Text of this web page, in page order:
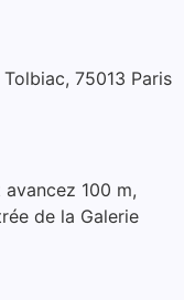
75013 Paris
100 m,
de la Galerie